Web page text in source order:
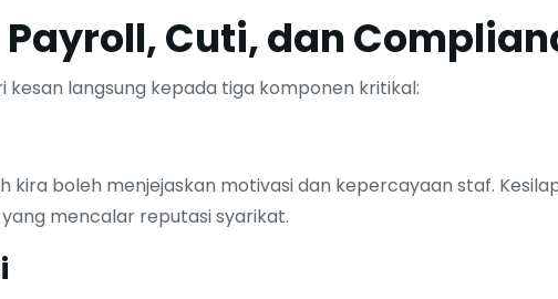
Cuti, dan
kesan langsung kepada tiga komponen kritikal:
kira boleh menjejaskan motivasi dan kepercayaan staf.
mencalar reputasi syarikat.